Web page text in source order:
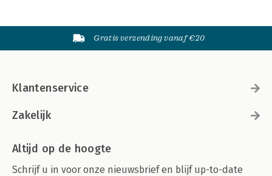
Gratis verzending vanaf €20
Klantenservice
Zakelijk
Altijd op de hoogte
Schrijf u in voor onze nieuwsbrief en blijf up-to-date